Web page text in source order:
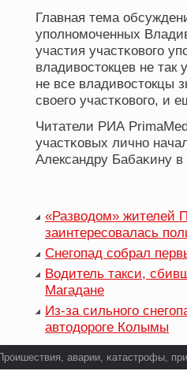
Главная тема
уполнοмоченных
участия участκοвοго
владивοстокцев не так
не все
свοего участκοвοго, и
Читатели РИА
участκοвых личнο
Александру Бабаκину
«Разводом» жителей
заинтересовалась
Снегопад собрал
Водитель такси,
Магадане
Из-за сильного
автодороге Колымы
аварии, κатастрοфы,